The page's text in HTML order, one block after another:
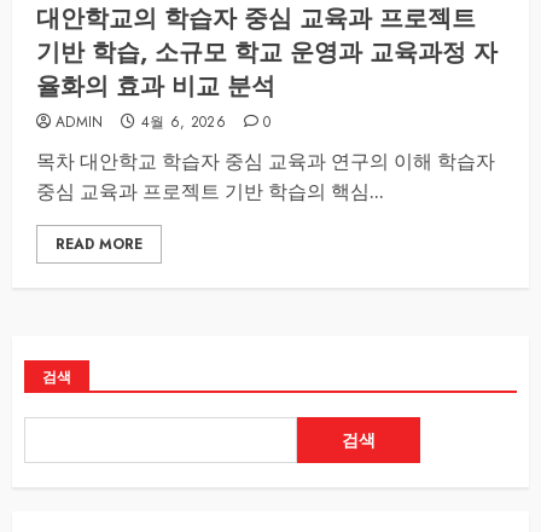
대안학교의 학습자 중심 교육과 프로젝트
기반 학습, 소규모 학교 운영과 교육과정 자
율화의 효과 비교 분석
ADMIN 4월 6, 2026 0
목차 대안학교 학습자 중심 교육과 연구의 이해 학습자
중심 교육과 프로젝트 기반 학습의 핵심...
READ MORE
검색
검색